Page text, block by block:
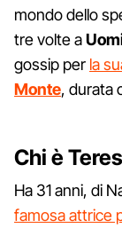
mondo dello
tre volte a
gossip per la
Monte, durata
Chi è
Ha 31 anni, di
famosa attrice